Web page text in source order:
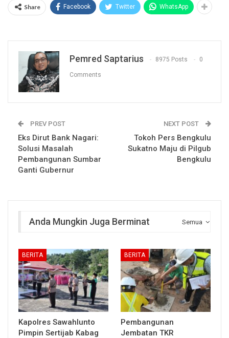
Share Facebook Twitter WhatsApp
Pemred Saptarius 8975 Posts 0
Comments
PREV POST
Eks Dirut Bank Nagari:
Solusi Masalah
Pembangunan Sumbar
Ganti Gubernur
NEXT POST
Tokoh Pers Bengkulu
Sukatno Maju di Pilgub
Bengkulu
Semua
Anda Mungkin Juga Berminat
BERITA
Kapolres Sawahlunto
Pimpin Sertijab Kabag
BERITA
Pembangunan
Jembatan TKR